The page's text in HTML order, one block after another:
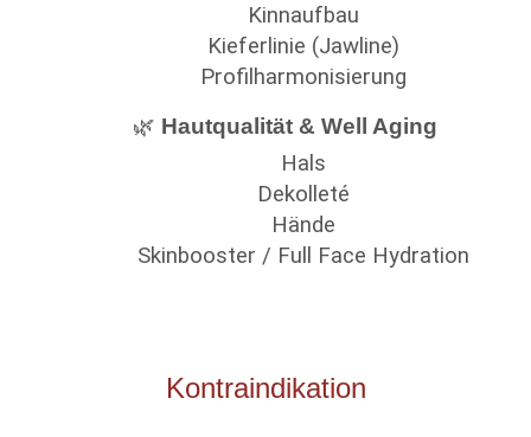
Kinnaufbau
Kieferlinie (Jawline)
Profilharmonisierung
🌿 Hautqualität & Well Aging
Hals
Dekolleté
Hände
Skinbooster / Full Face Hydration
Kontraindikation